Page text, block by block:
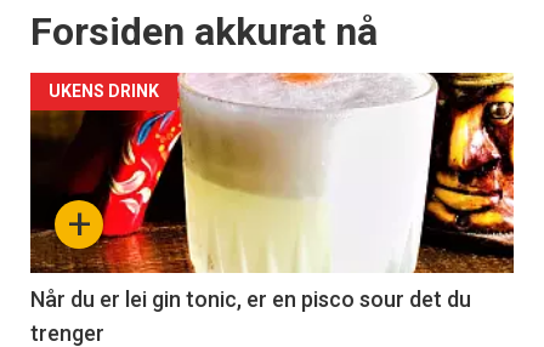
Forsiden akkurat nå
+
UKENS DRINK
Når du er lei gin tonic, er en pisco sour det du
trenger